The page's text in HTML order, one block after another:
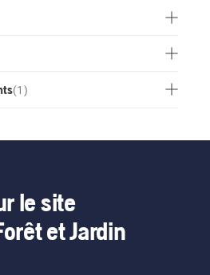
(1 )
le site
et Jardin